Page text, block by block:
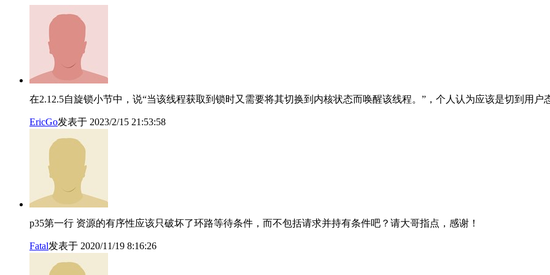
在2.12.5自旋锁小节中，说“当该线程获取到锁时又需要将其切换到内核状态而唤醒该线程。”，个人认为应该是切到用户
EricGo发表于 2023/2/15 21:53:58
p35第一行 资源的有序性应该只破坏了环路等待条件，而不包括请求并持有条件吧？请大哥指点，感谢！
Fatal发表于 2020/11/19 8:16:26